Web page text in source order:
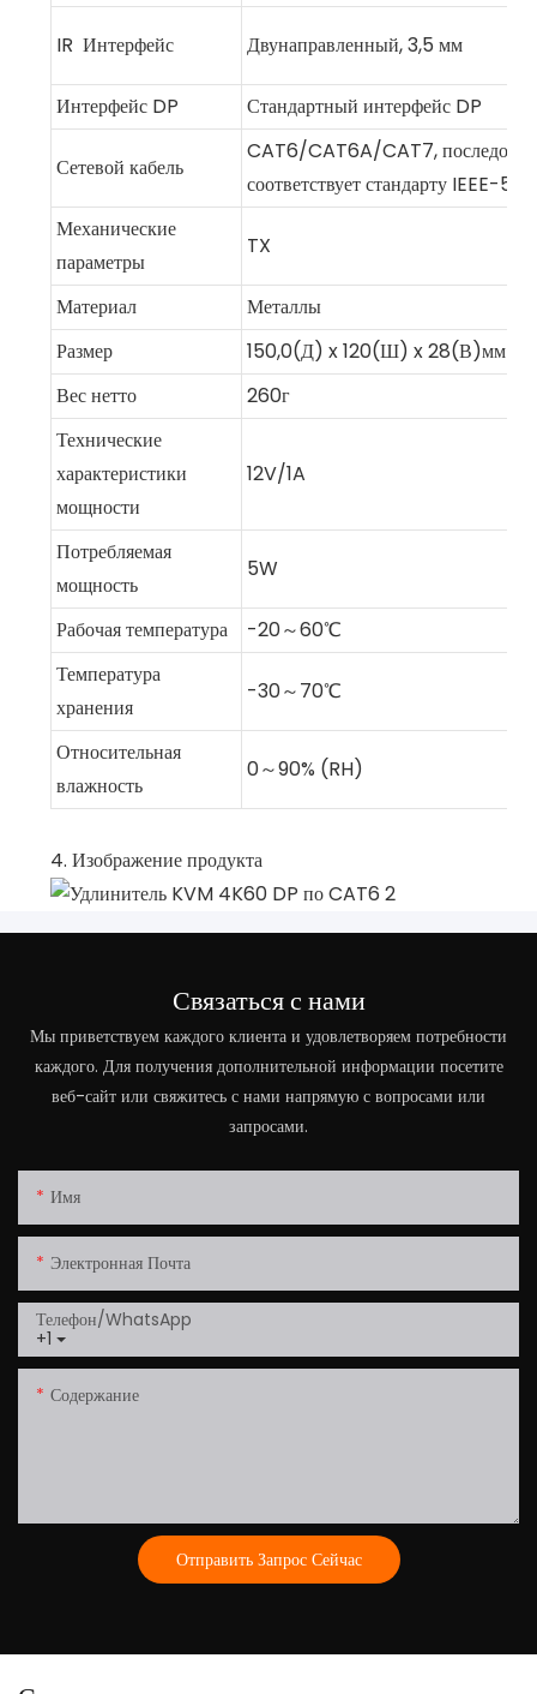
IR Интерфейс Двунаправленный, 3,5 мм
Интерфейс DP
Стандартный интерфейс DP
Сетевой кабель
CAT6/CAT6A/CAT7,
соответствует стандарту IEEE-
Механические
параметры
TX
Материал
Металлы
Размер
150,0(Д) x 120(Ш) x 28(В)мм
Вес нетто
260г
Технические
характеристики
мощности
12V/1A
Потребляемая
мощность
5W
Рабочая температура
-20～60℃
Температура
хранения
-30～70℃
Относительная
влажность
0～90% (RH)
4. Изображение продукта
Связаться с нами
Мы приветствуем каждого клиента и удовлетворяем потребности
каждого. Для получения дополнительной информации посетите
веб-сайт или свяжитесь с нами напрямую с вопросами или
запросами.
Имя
Электронная Почта
+1
Телефон/WhatsApp
Содержание
Отправить Запрос Сейчас